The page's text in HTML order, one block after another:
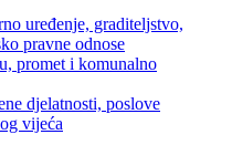
uređenje, graditeljstvo,
pravne odnose
promet i komunalno
djelatnosti, poslove
vijeća